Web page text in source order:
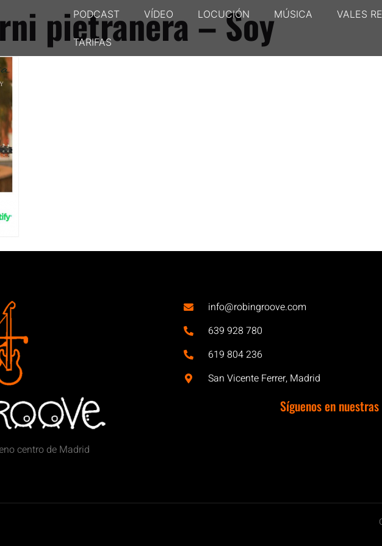
PODCAST VÍDEO LOCUCIÓN MÚSICA VALES
TARIFAS
pietranera – Soy
centro de Madrid
info@robingroove.com
639 928 780
619 804 236
San Vicente Ferrer, Madrid
Síguenos en